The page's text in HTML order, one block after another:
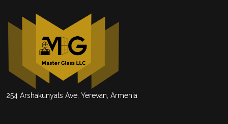
254 Arshakunyats Ave, Yerevan, Armenia